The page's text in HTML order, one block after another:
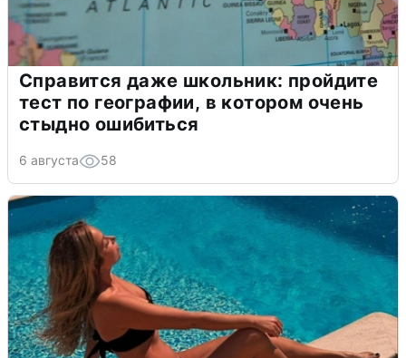
Справится даже школьник: пройдите
тест по географии, в котором очень
стыдно ошибиться
6 августа 58